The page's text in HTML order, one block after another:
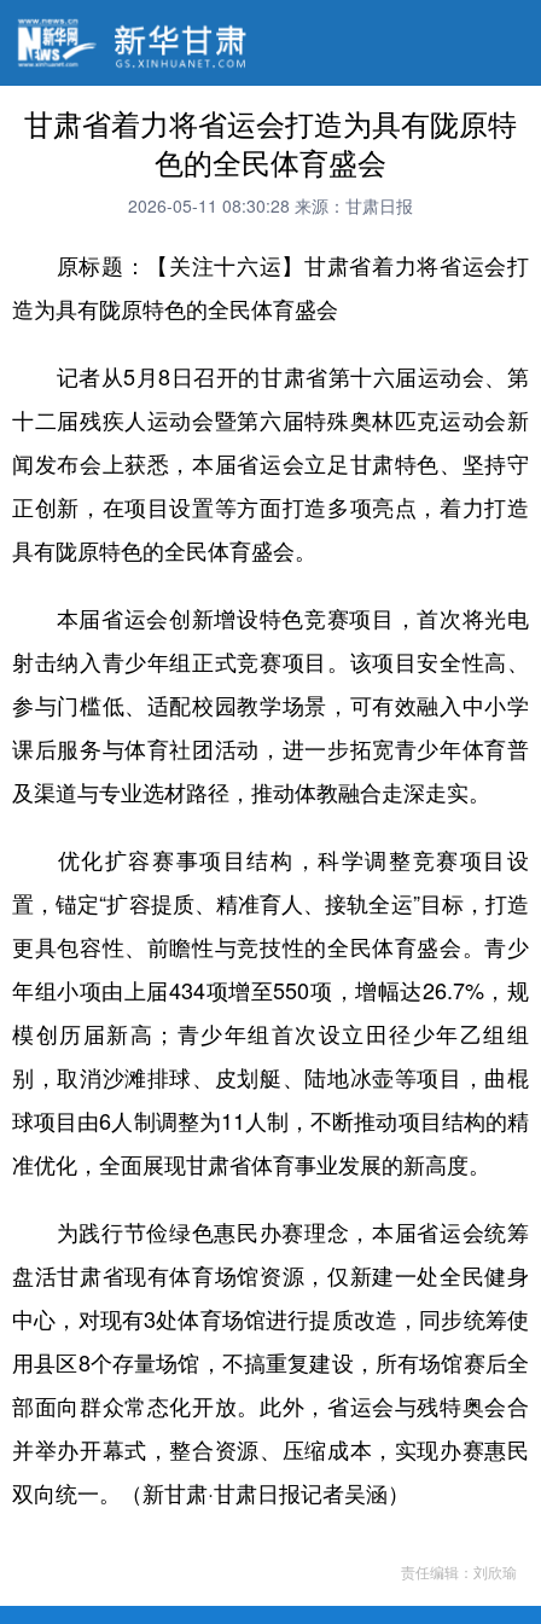
甘肃省着力将省运会打造为具有陇原特
色的全民体育盛会
2026-05-11 08:30:28 来源：甘肃日报
原标题：【关注十六运】甘肃省着力将省运会打
造为具有陇原特色的全民体育盛会
记者从5月8日召开的甘肃省第十六届运动会、第
十二届残疾人运动会暨第六届特殊奥林匹克运动会新
闻发布会上获悉，本届省运会立足甘肃特色、坚持守
正创新，在项目设置等方面打造多项亮点，着力打造
具有陇原特色的全民体育盛会。
本届省运会创新增设特色竞赛项目，首次将光电
射击纳入青少年组正式竞赛项目。该项目安全性高、
参与门槛低、适配校园教学场景，可有效融入中小学
课后服务与体育社团活动，进一步拓宽青少年体育普
及渠道与专业选材路径，推动体教融合走深走实。
优化扩容赛事项目结构，科学调整竞赛项目设
置，锚定“扩容提质、精准育人、接轨全运”目标，打造
更具包容性、前瞻性与竞技性的全民体育盛会。青少
年组小项由上届434项增至550项，增幅达26.7%，规
模创历届新高；青少年组首次设立田径少年乙组组
别，取消沙滩排球、皮划艇、陆地冰壶等项目，曲棍
球项目由6人制调整为11人制，不断推动项目结构的精
准优化，全面展现甘肃省体育事业发展的新高度。
为践行节俭绿色惠民办赛理念，本届省运会统筹
盘活甘肃省现有体育场馆资源，仅新建一处全民健身
中心，对现有3处体育场馆进行提质改造，同步统筹使
用县区8个存量场馆，不搞重复建设，所有场馆赛后全
部面向群众常态化开放。此外，省运会与残特奥会合
并举办开幕式，整合资源、压缩成本，实现办赛惠民
双向统一。（新甘肃·甘肃日报记者吴涵）
责任编辑：刘欣瑜